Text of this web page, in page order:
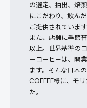
の選定、抽出、焙
にこだわり、飲ん
ご提供されています
また、店舗に季節
以上。世界基準の
ーコーヒーは、開
ます。そんな日本
COFFEE様に、モ
た。